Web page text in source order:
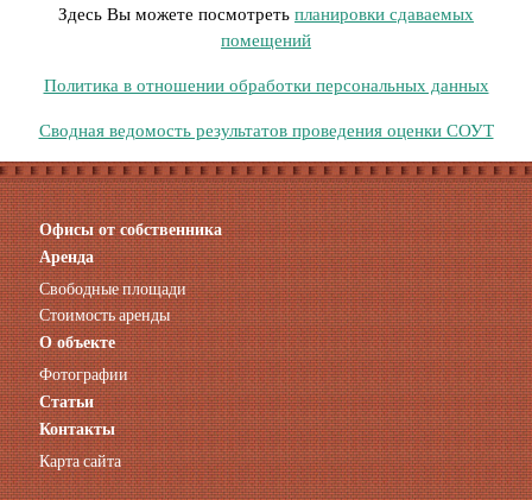
Здесь Вы можете посмотреть планировки сдаваемых
помещений
Политика в отношении обработки персональных данных
Сводная ведомость результатов проведения оценки СОУТ
Офисы от собственника
Аренда нежилых помещений
Аренда помещений от собственника
Аренда конференц-зала СПб
Офисы у метро
Офисы в Адмиралтейском районе
Помещения с отдельным входом
Небольшие офисы
Аренда офиса около метро
Снять помещение у метро
Аренда помещений у метро
Аренда помещений район Адмиралтейский
Аренда
Свободные площади
Стоимость аренды
О объекте
Фотографии
Статьи
Контакты
Карта сайта